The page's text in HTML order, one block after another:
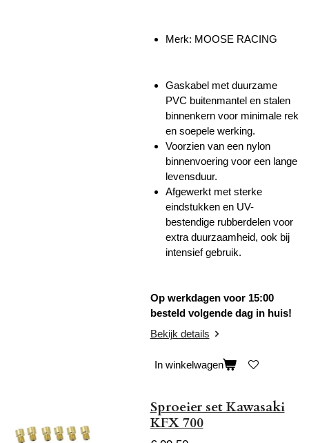
Merk: MOOSE RACING
Gaskabel met duurzame
PVC buitenmantel en stalen
binnenkern voor minimale rek
en soepele werking.
Voorzien van een nylon
binnenvoering voor een lange
levensduur.
Afgewerkt met sterke
eindstukken en UV-
bestendige rubberdelen voor
extra duurzaamheid, ook bij
intensief gebruik.
Op werkdagen voor 15:00
besteld volgende dag in huis!
Bekijk details
In winkelwagen
Sproeier set Kawasaki
KFX 700